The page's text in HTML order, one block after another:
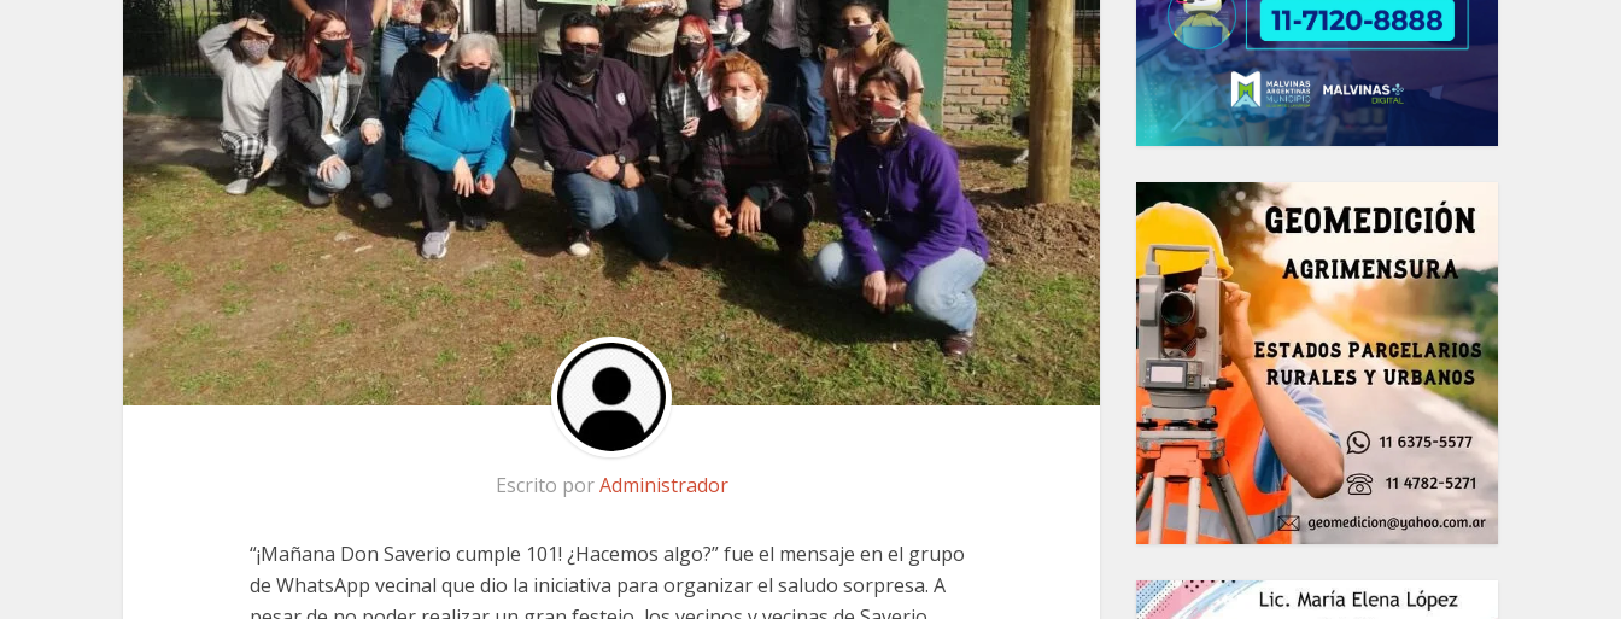
Escrito porAdministrador
“¡Mañana Don Saverio cumple 101! ¿Hacemos algo?” fue el mensaje en el grupo
de WhatsApp vecinal que dio la iniciativa para organizar el saludo sorpresa. A